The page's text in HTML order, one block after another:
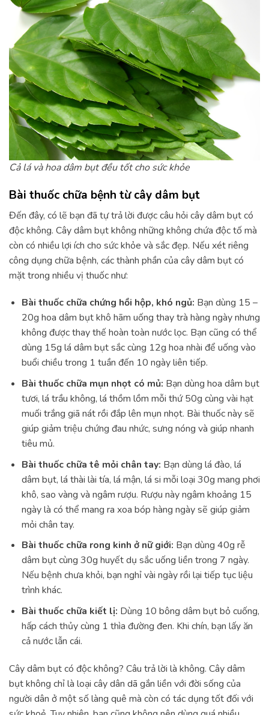
Cả lá và hoa dâm bụt đều tốt cho sức khỏe
Bài thuốc chữa bệnh từ cây dâm bụt
Đến đây, có lẽ bạn đã tự trả lời được câu hỏi cây dâm bụt có
độc không. Cây dâm bụt không những không chứa độc tố mà
còn có nhiều lợi ích cho sức khỏe và sắc đẹp. Nếu xét riêng
công dụng chữa bệnh, các thành phần của cây dâm bụt có
mặt trong nhiều vị thuốc như:
Bài thuốc chữa chứng hồi hộp, khó ngủ: Bạn dùng 15 –
20g hoa dâm bụt khô hãm uống thay trà hàng ngày nhưng
không được thay thế hoàn toàn nước lọc. Bạn cũng có thể
dùng 15g lá dâm bụt sắc cùng 12g hoa nhài để uống vào
buổi chiều trong 1 tuần đến 10 ngày liên tiếp.
Bài thuốc chữa mụn nhọt có mủ: Bạn dùng hoa dâm bụt
tươi, lá trầu không, lá thồm lồm mỗi thứ 50g cùng vài hạt
muối trắng giã nát rồi đắp lên mụn nhọt. Bài thuốc này sẽ
giúp giảm triệu chứng đau nhức, sưng nóng và giúp nhanh
tiêu mủ.
Bài thuốc chữa tê mỏi chân tay: Bạn dùng lá đào, lá
dâm bụt, lá thài lài tía, lá mận, lá si mỗi loại 30g mang phơi
khô, sao vàng và ngâm rượu. Rượu này ngâm khoảng 15
ngày là có thể mang ra xoa bóp hàng ngày sẽ giúp giảm
mỏi chân tay.
Bài thuốc chữa rong kinh ở nữ giới: Bạn dùng 40g rễ
dâm bụt cùng 30g huyết dụ sắc uống liền trong 7 ngày.
Nếu bệnh chưa khỏi, bạn nghỉ vài ngày rồi lại tiếp tục liệu
trình khác.
Bài thuốc chữa kiết lị: Dùng 10 bông dâm bụt bỏ cuống,
hấp cách thủy cùng 1 thìa đường đen. Khi chín, bạn lấy ăn
cả nước lẫn cái.
Cây dâm bụt có độc không? Câu trả lời là không. Cây dâm
bụt không chỉ là loại cây dân dã gắn liền với đời sống của
người dân ở một số làng quê mà còn có tác dụng tốt đối với